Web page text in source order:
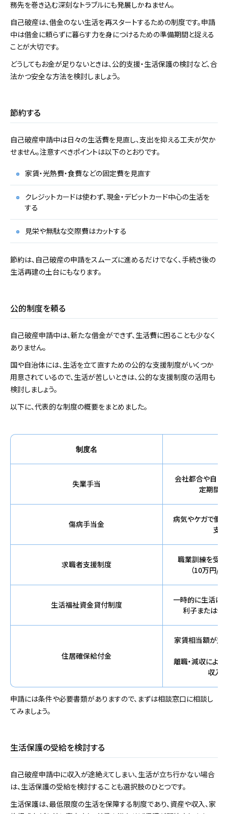
務先を巻き込む深刻なトラブルにも発展しかねません。
自己破産は、借金のない生活を再スタートするための制度です。申請
中は借金に頼らずに暮らす力を身につけるための準備期間と捉える
ことが大切です。
どうしてもお金が足りないときは、公的支援・生活保護の検討など、合
法かつ安全な方法を検討しましょう。
節約する
自己破産申請中は日々の生活費を見直し、支出を抑える工夫が欠か
せません。注意すべきポイントは以下のとおりです。
家賃・光熱費・食費などの固定費を見直す
クレジットカードは使わず、現金・デビットカード中心の生活を
する
見栄や無駄な交際費はカットする
節約は、自己破産の申請をスムーズに進めるだけでなく、手続き後の
生活再建の土台にもなります。
公的制度を頼る
自己破産申請中は、新たな借金ができず、生活費に困ることも少なく
ありません。
国や自治体には、生活を立て直すための公的な支援制度がいくつか
用意されているので、生活が苦しいときは、公的な支援制度の活用も
検討しましょう。
以下に、代表的な制度の概要をまとめました。
制度名
失業手当
会社都合や自己
定期間
傷病手当金
病気やケガで働
支
求職者支援制度
職業訓練を受
（10万円/月
生活福祉資金貸付制度
一時的に生活に
利子または低
住居確保給付金
家賃相当額が支
離職・減収によ
収入
申請には条件や必要書類がありますので、まずは相談窓口に相談し
てみましょう。
生活保護の受給を検討する
自己破産申請中に収入が途絶えてしまい、生活が立ち行かない場合
は、生活保護の受給を検討することも選択肢のひとつです。
生活保護は、最低限度の生活を保障する制度であり、資産や収入、家